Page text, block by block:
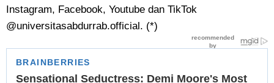
Instagram, Facebook, Youtube dan TikTok
@universitasabdurrab.official. (*)